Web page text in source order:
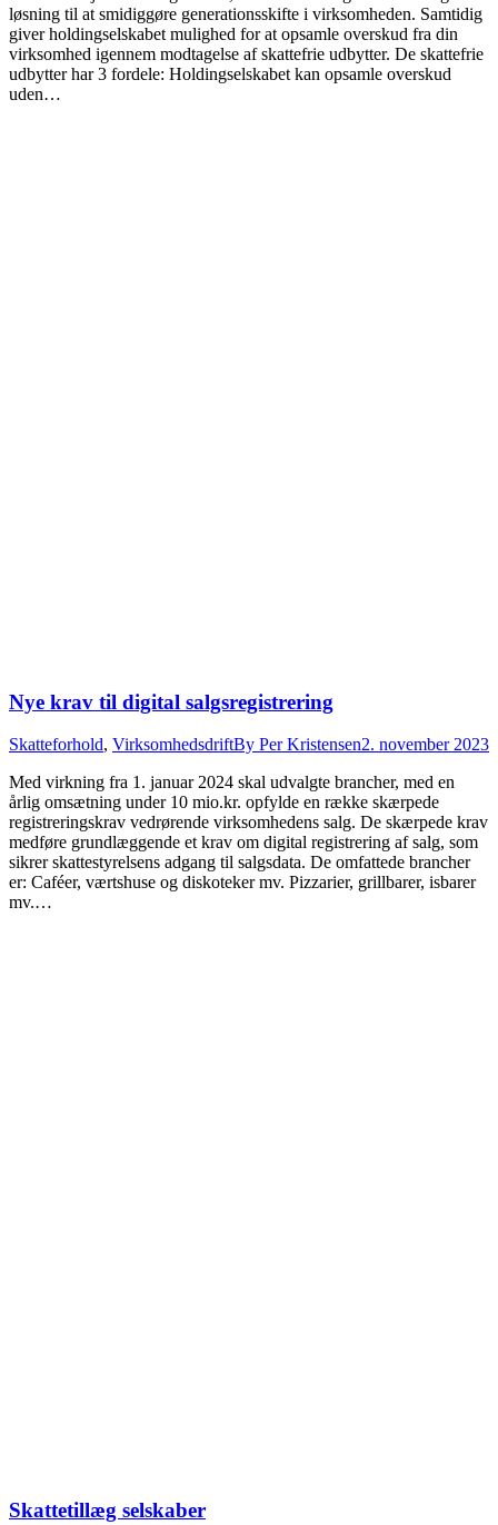
løsning til at smidiggøre generationsskifte i virksomheden. Samtidig
giver holdingselskabet mulighed for at opsamle overskud fra din
virksomhed igennem modtagelse af skattefrie udbytter. De skattefrie
udbytter har 3 fordele: Holdingselskabet kan opsamle overskud
uden…
Nye krav til digital salgsregistrering
Skatteforhold, VirksomhedsdriftBy Per Kristensen2. november 2023
Med virkning fra 1. januar 2024 skal udvalgte brancher, med en
årlig omsætning under 10 mio.kr. opfylde en række skærpede
registreringskrav vedrørende virksomhedens salg. De skærpede krav
medføre grundlæggende et krav om digital registrering af salg, som
sikrer skattestyrelsens adgang til salgsdata. De omfattede brancher
er: Caféer, værtshuse og diskoteker mv. Pizzarier, grillbarer, isbarer
mv.…
Skattetillæg selskaber